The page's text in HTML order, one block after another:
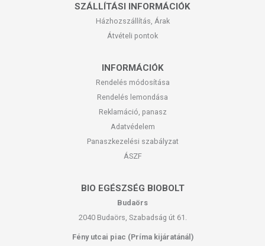
SZÁLLÍTÁSI INFORMÁCIÓK
Házhozszállítás, Árak
Átvételi pontok
INFORMÁCIÓK
Rendelés módosítása
Rendelés lemondása
Reklamáció, panasz
Adatvédelem
Panaszkezelési szabályzat
ÁSZF
BIO EGÉSZSÉG BIOBOLT
Budaörs
2040 Budaörs, Szabadság út 61.
Fény utcai piac (Príma kijáratánál)